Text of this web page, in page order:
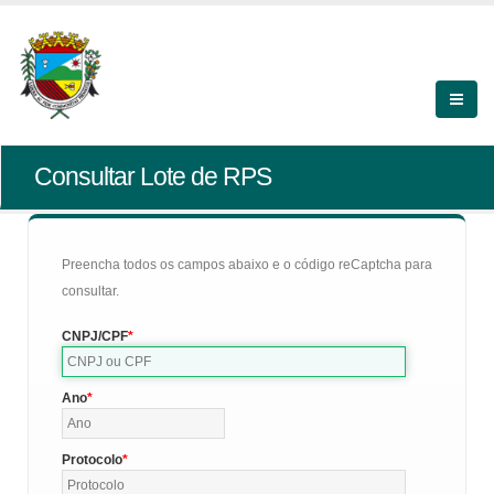
Consultar Lote de RPS
Preencha todos os campos abaixo e o código reCaptcha para
consultar.
CNPJ/CPF
Ano
Protocolo